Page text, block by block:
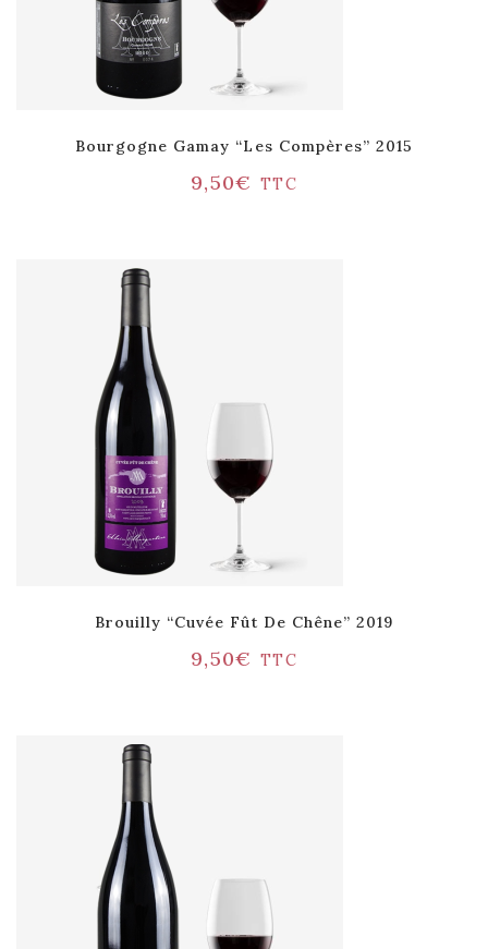
Bourgogne Gamay “Les Compères” 2015
9,50€ TTC
Brouilly “Cuvée Fût De Chêne” 2019
9,50€ TTC